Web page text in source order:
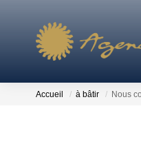
Accueil à bâtir Nous